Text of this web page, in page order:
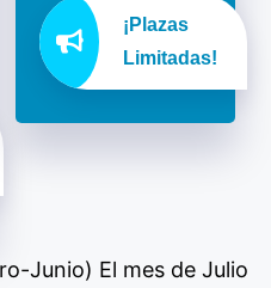
¡Plazas
Limitadas!
Junio) El mes de Julio